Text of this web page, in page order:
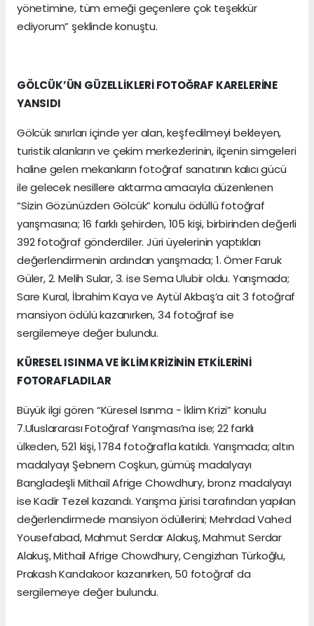
yönetimine, tüm emeği geçenlere çok teşekkür
ediyorum” şeklinde konuştu.
GÖLCÜK’ÜN GÜZELLİKLERİ FOTOĞRAF KARELERİNE
YANSIDI
Gölcük sınırları içinde yer alan, keşfedilmeyi bekleyen,
turistik alanların ve çekim merkezlerinin, ilçenin simgeleri
haline gelen mekanların fotoğraf sanatının kalıcı gücü
ile gelecek nesillere aktarma amacıyla düzenlenen
“Sizin Gözünüzden Gölcük” konulu ödüllü fotoğraf
yarışmasına; 16 farklı şehirden, 105 kişi, birbirinden değerli
392 fotoğraf gönderdiler. Jüri üyelerinin yaptıkları
değerlendirmenin ardından yarışmada; 1. Ömer Faruk
Güler, 2. Melih Sular, 3. ise Sema Ulubir oldu. Yarışmada;
Sare Kural, İbrahim Kaya ve Aytül Akbaş’a ait 3 fotoğraf
mansiyon ödülü kazanırken, 34 fotoğraf ise
sergilemeye değer bulundu.
KÜRESEL ISINMA VE İKLİM KRİZİNİN ETKİLERİNİ
FOTORAFLADILAR
Büyük ilgi gören “Küresel Isınma - İklim Krizi” konulu
7.Uluslararası Fotoğraf Yarışması’na ise; 22 farklı
ülkeden, 521 kişi, 1784 fotoğrafla katıldı. Yarışmada; altın
madalyayı Şebnem Coşkun, gümüş madalyayı
Bangladeşli Mithail Afrige Chowdhury, bronz madalyayı
ise Kadir Tezel kazandı. Yarışma jürisi tarafından yapılan
değerlendirmede mansiyon ödüllerini; Mehrdad Vahed
Yousefabad, Mahmut Serdar Alakuş, Mahmut Serdar
Alakuş, Mithail Afrige Chowdhury, Cengizhan Türkoğlu,
Prakash Kandakoor kazanırken, 50 fotoğraf da
sergilemeye değer bulundu.